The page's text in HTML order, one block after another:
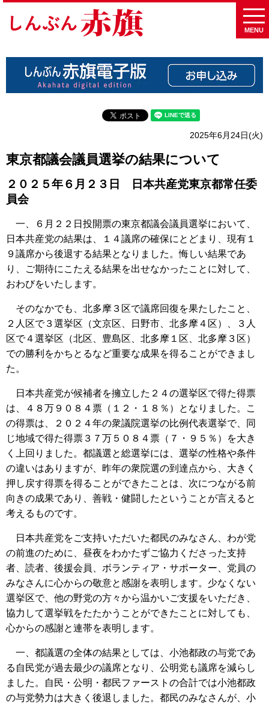
MENU
2025年6月24日(火)
東京都議会議員選挙の結果について
２０２５年６月２３日 日本共産党東京都常任委
員会
一、６月２２日投開票の東京都議会議員選挙において、
日本共産党の結果は、１４議席の確保にとどまり、現有１
９議席から後退する結果となりました。悔しい結果であ
り、ご期待にこたえる結果を出せなかったことに対して、
おわびをいたします。
そのなかでも、北多摩３区で議席回復を果たしたこと、
２人区で３選挙区（文京区、日野市、北多摩４区）、３人
区で４選挙区（北区、豊島区、北多摩１区、北多摩３区）
での勝利をかちとるなど重要な成果を得ることができまし
た。
日本共産党が候補者を擁立した２４の選挙区で得た得票
は、４８万９０８４票（１２・１８％）となりました。こ
の得票は、２０２４年の衆議院選挙の比例代表選挙で、同
じ地域で得た得票３７万５０８４票（７・９５％）を大き
く上回りました。都議選と総選挙には、選挙の性格や条件
の違いはありますが、昨年の衆院選の到達点から、大きく
押し戻す得票を得ることができたことは、次につながる前
向きの成果であり、善戦・健闘したということが言えると
考えるものです。
日本共産党をご支持いただいた都民のみなさん、わが党
の前進のために、昼夜をわかたずご協力くださった支持
者、読者、後援会員、ボランティア・サポーター、党員の
みなさんに心からの敬意と感謝を表明します。少なくない
選挙区で、他の野党の方々から温かいご支援をいただき、
協力して選挙戦をたたかうことができたことに対しても、
心からの感謝と連帯を表明します。
一、都議選の全体の結果としては、小池都政の与党であ
る自民党が過去最少の議席となり、公明党も議席を減らし
ました。自民・公明・都民ファーストの合計では小池都政
の与党勢力は大きく後退しました。都民のみなさんが、小